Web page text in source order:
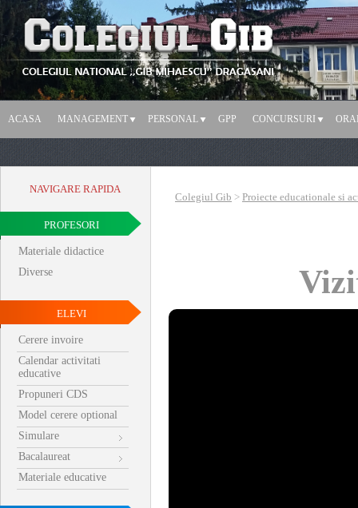
ACASA MANAGEMENT PERSONAL GPP CONCURSURI
NAVIGARE RAPIDA
PROFESORI
Materiale didactice
Diverse
ELEVI
Cerere invoire
Calendar activitati
educative
Propuneri CDS
Model cerere optional
Simulare
Bacalaureat
Materiale educative
Colegiul Gib > Proiecte educationale si